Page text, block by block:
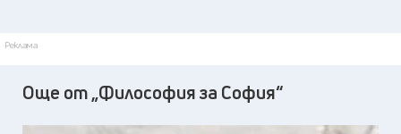
Реклама
Още от „Философия за София“